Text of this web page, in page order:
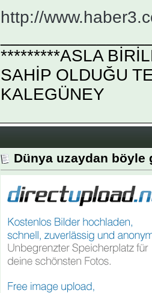
http://
*********ASLA
SAHİP OLDUĞU
KALEGÜNEY
Dünya uzaydan böyle